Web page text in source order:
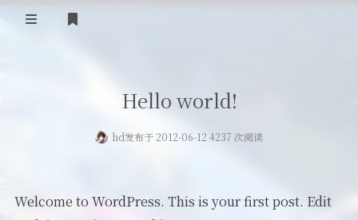
免费提供二级域名
Hello world!
hd发布于 2012-06-12 4237 次阅读
Welcome to WordPress. This is your first post. Edit